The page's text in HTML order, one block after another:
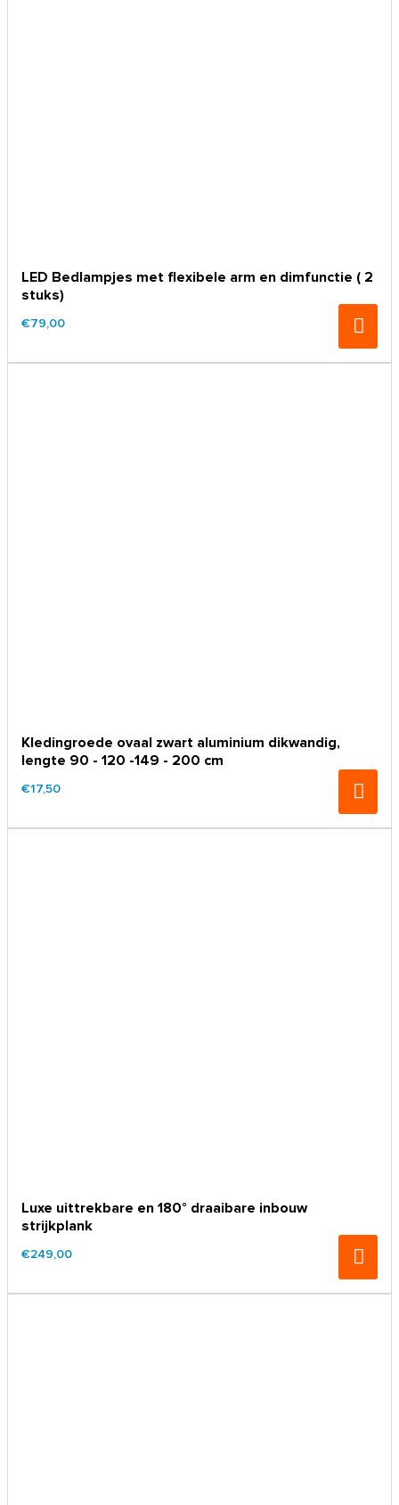
LED Bedlampjes met flexibele arm en dimfunctie ( 2
stuks)
€79,00
Kledingroede ovaal zwart aluminium dikwandig,
lengte 90 - 120 -149 - 200 cm
€17,50
Luxe uittrekbare en 180° draaibare inbouw
strijkplank
€249,00